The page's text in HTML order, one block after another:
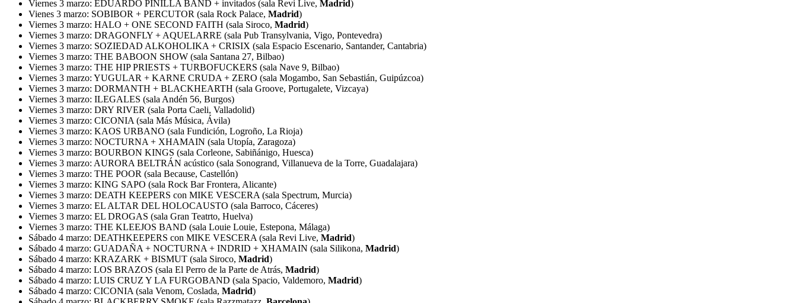
Viernes 3 marzo: EDUARDO PINILLA BAND + invitados (sala Revi Live, Madrid)
Vienes 3 marzo: SOBIBOR + PERCUTOR (sala Rock Palace, Madrid)
Viernes 3 marzo: HALO + ONE SECOND FAITH (sala Siroco, Madrid)
Viernes 3 marzo: DRAGONFLY + AQUELARRE (sala Pub Transylvania, Vigo, Pontevedra)
Viernes 3 marzo: SOZIEDAD ALKOHOLIKA + CRISIX (sala Espacio Escenario, Santander, Cantabria)
Viernes 3 marzo: THE BABOON SHOW (sala Santana 27, Bilbao)
Viernes 3 marzo: THE HIP PRIESTS + TURBOFUCKERS (sala Nave 9, Bilbao)
Viernes 3 marzo: YUGULAR + KARNE CRUDA + ZERO (sala Mogambo, San Sebastián, Guipúzcoa)
Viernes 3 marzo: DORMANTH + BLACKHEARTH (sala Groove, Portugalete, Vizcaya)
Viernes 3 marzo: ILEGALES (sala Andén 56, Burgos)
Viernes 3 marzo: DRY RIVER (sala Porta Caeli, Valladolid)
Viernes 3 marzo: CICONIA (sala Más Música, Ávila)
Viernes 3 marzo: KAOS URBANO (sala Fundición, Logroño, La Rioja)
Viernes 3 marzo: NOCTURNA + XHAMAIN (sala Utopía, Zaragoza)
Viernes 3 marzo: BOURBON KINGS (sala Corleone, Sabiñánigo, Huesca)
Viernes 3 marzo: AURORA BELTRÁN acústico (sala Sonogrand, Villanueva de la Torre, Guadalajara)
Viernes 3 marzo: THE POOR (sala Because, Castellón)
Viernes 3 marzo: KING SAPO (sala Rock Bar Frontera, Alicante)
Viernes 3 marzo: DEATH KEEPERS con MIKE VESCERA (sala Spectrum, Murcia)
Viernes 3 marzo: EL ALTAR DEL HOLOCAUSTO (sala Barroco, Cáceres)
Viernes 3 marzo: EL DROGAS (sala Gran Teatrto, Huelva)
Viernes 3 marzo: THE KLEEJOS BAND (sala Louie Louie, Estepona, Málaga)
Sábado 4 marzo: DEATHKEEPERS con MIKE VESCERA (sala Revi Live, Madrid)
Sábado 4 marzo: GUADAÑA + NOCTURNA + INDRID + XHAMAIN (sala Silikona, Madrid)
Sábado 4 marzo: KRAZARK + BISMUT (sala Siroco, Madrid)
Sábado 4 marzo: LOS BRAZOS (sala El Perro de la Parte de Atrás, Madrid)
Sábado 4 marzo: LUIS CRUZ Y LA FURGOBAND (sala Spacio, Valdemoro, Madrid)
Sábado 4 marzo: CICONIA (sala Venom, Coslada, Madrid)